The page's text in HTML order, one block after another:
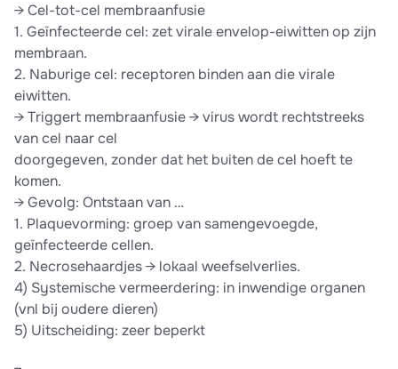
→ Cel-tot-cel membraanfusie
1. Geïnfecteerde cel: zet virale envelop-eiwitten op zijn
membraan.
2. Naburige cel: receptoren binden aan die virale
eiwitten.
→ Triggert membraanfusie → virus wordt rechtstreeks
van cel naar cel
doorgegeven, zonder dat het buiten de cel hoeft te
komen.
→ Gevolg: Ontstaan van …
1. Plaquevorming: groep van samengevoegde,
geïnfecteerde cellen.
2. Necrosehaardjes → lokaal weefselverlies.
4) Systemische vermeerdering: in inwendige organen
(vnl bij oudere dieren)
5) Uitscheiding: zeer beperkt